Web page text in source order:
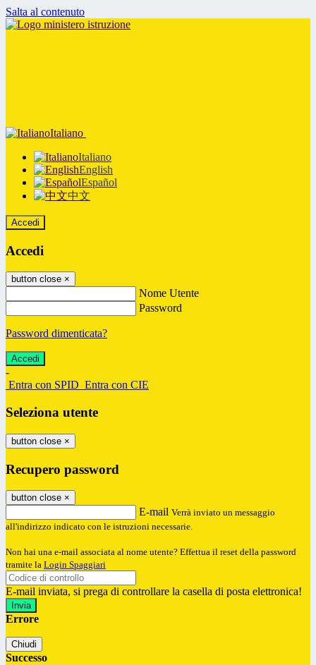
Salta al contenuto
Italiano
Italiano
English
Español
中文
Accedi
Accedi
button close ×
Nome Utente
Password
Password dimenticata?
-
Entra con SPID Entra con CIE
Seleziona utente
button close ×
Recupero password
button close ×
E-mail Verrà inviato un messaggio
all'indirizzo indicato con le istruzioni necessarie.
Non hai una e-mail associata al nome utente? Effettua il reset della password
tramite la Login Spaggiari
E-mail inviata, si prega di controllare la casella di posta elettronica!
Errore
Chiudi
Successo